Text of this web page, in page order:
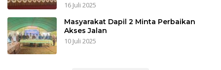
16 Juli 2025
Masyarakat Dapil 2 Minta Perbaikan
Akses Jalan
10 Juli 2025